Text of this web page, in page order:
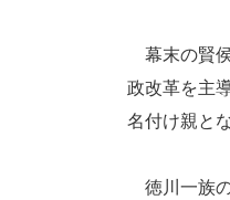
幕末の賢
政改革を主
名付け親と
徳川一族